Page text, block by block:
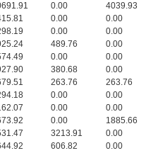
0.00
4039.93
0.00
0.00
0.00
0.00
489.76
0.00
0.00
0.00
380.68
0.00
263.76
263.76
0.00
0.00
0.00
0.00
0.00
1885.66
3213.91
0.00
606.82
0.00